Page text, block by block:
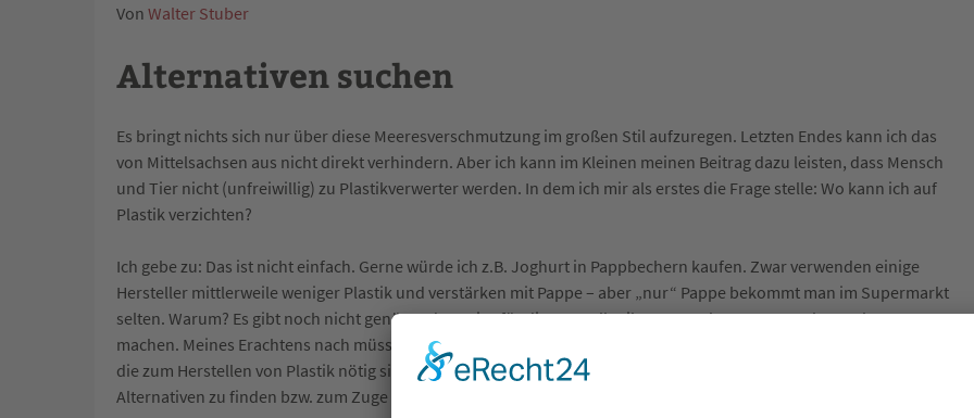
Von Walter Stuber
Alternativen suchen
Es bringt nichts sich nur über diese Meeresverschmutzung im großen Stil aufzuregen. Letzten Endes kann ich das
von Mittelsachsen aus nicht direkt verhindern. Aber ich kann im Kleinen meinen Beitrag dazu leisten, dass Mensch
und Tier nicht (unfreiwillig) zu Plastikverwerter werden. In dem ich mir als erstes die Frage stelle: Wo kann ich auf
Plastik verzichten?
Ich gebe zu: Das ist nicht einfach. Gerne würde ich z.B. Joghurt in Pappbechern kaufen. Zwar verwenden einige
Hersteller mittlerweile weniger Plastik und verstärken mit Pappe – aber „nur“ Pappe bekommt man im Supermarkt
selten. Warum? Es gibt noch nicht genügend Anreize für die Hersteller ihre Verpackungen umweltgerechter zu
machen. Meines Erachtens nach müsste sich hier die Politik noch mehr einmischen. Rohöl und andere Ressourcen,
die zum Herstellen von Plastik nötig sind, müssten so teuer werden, dass Produzenten keine andere Wahl hätten als
Alternativen zu finden bzw. zum Zuge kommen zu lassen.